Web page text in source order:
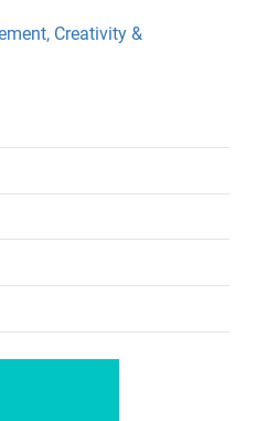
Creativity &